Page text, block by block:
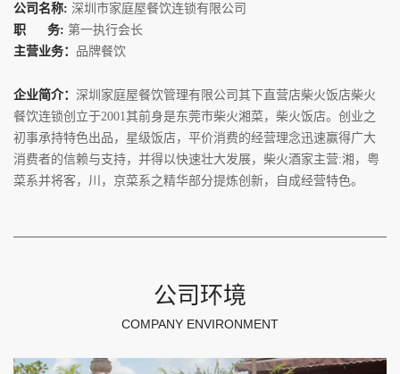
公司名称: 深圳市家庭屋餐饮连锁有限公司
职      务: 第一执行会长
主营业务： 品牌餐饮
企业简介： 深圳家庭屋餐饮管理有限公司其下直营店柴火饭店柴火
餐饮连锁创立于2001其前身是东莞市柴火湘菜，柴火饭店。创业之
初事承持特色出品，星级饭店，平价消费的经营理念迅速赢得广大
消费者的信赖与支持，并得以快速壮大发展，柴火酒家主营:湘，粤
菜系并将客，川，京菜系之精华部分提炼创新，自成经营特色。
公司环境
COMPANY ENVIRONMENT